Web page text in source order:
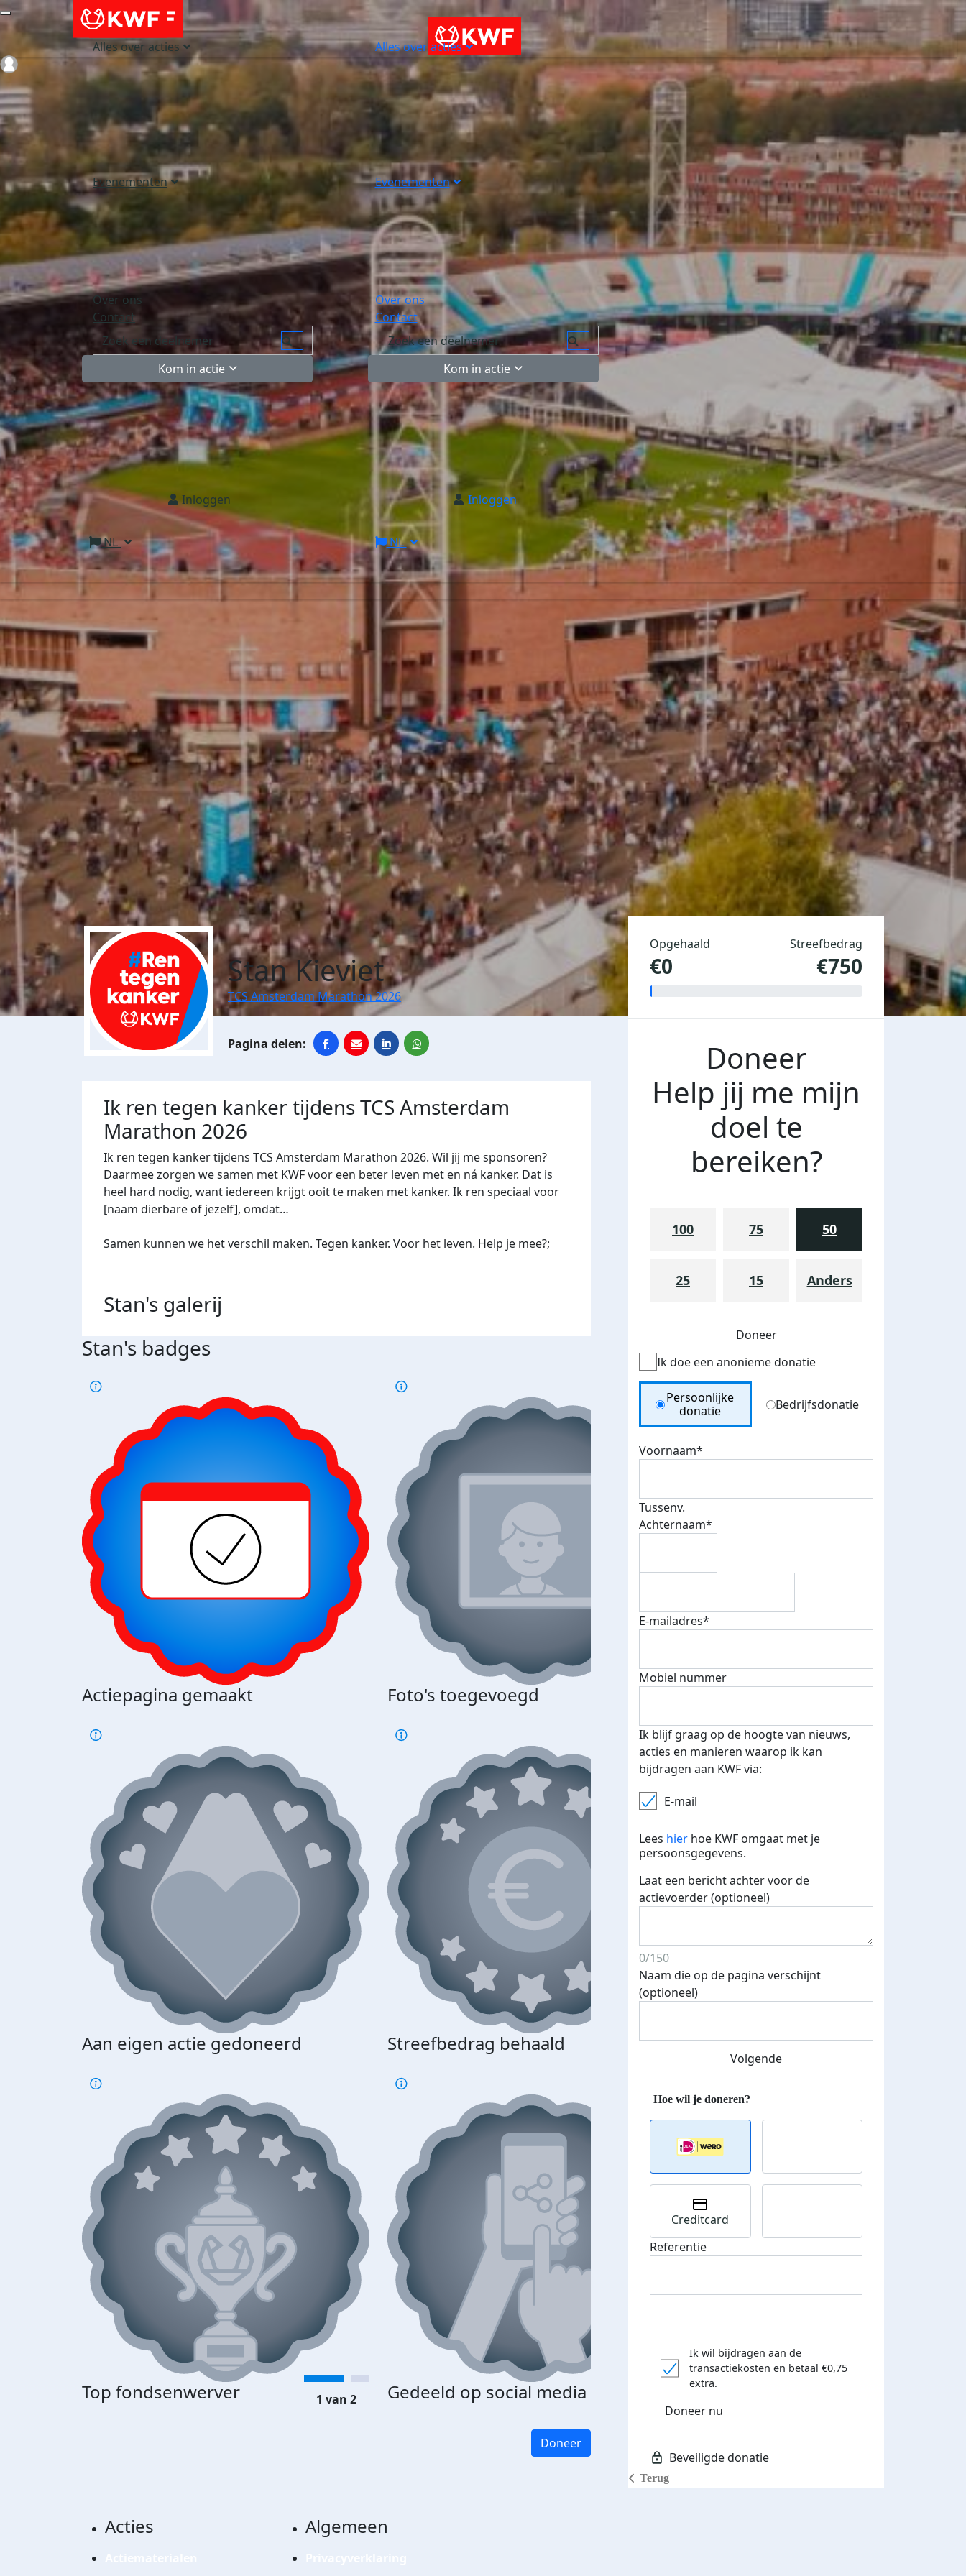
Alles over acties
Evenementen
Over ons
Contact
Kom in actie
Inloggen
NL
Alles over acties
Evenementen
Over ons
Contact
Kom in actie
Inloggen
NL
Login
Stan Kieviet
TCS Amsterdam Marathon 2026
Ik ren tegen kanker tijdens TCS Amsterdam
Marathon 2026
Ik ren tegen kanker tijdens TCS Amsterdam Marathon 2026. Wil jij me sponsoren?
Daarmee zorgen we samen met KWF voor een beter leven met en ná kanker. Dat is
heel hard nodig, want iedereen krijgt ooit te maken met kanker. Ik ren speciaal voor
[naam dierbare of jezelf], omdat…
Samen kunnen we het verschil maken. Tegen kanker. Voor het leven. Help je mee?;
Stan's galerij
Stan's badges
Actiepagina gemaakt Foto's toegevoegd E-mails verstuurd
Aan eigen actie gedoneerd Streefbedrag behaald Streefbedrag verhoogd
Top fondsenwerver Gedeeld op social media Donateurs bedankt
€500 euro opgehaald: t-shirt
1 van 2
Doneer
Opgehaald
€0
Streefbedrag
€750
Doneer
Help jij me mijn
doel te
bereiken?
100 75 50
25 15 Anders
Doneer
Ik doe een anonieme donatie
Donation Type
Persoonlijke
donatie
Bedrijfsdonatie
Voornaam*
Tussenv.
Achternaam*
E-mailadres*
Mobiel nummer
Ik blijf graag op de hoogte van nieuws,
acties en manieren waarop ik kan
bijdragen aan KWF via:
E-mail
Lees hier hoe KWF omgaat met je
persoonsgegevens.
Laat een bericht achter voor de
actievoerder (optioneel)
0/150
Naam die op de pagina verschijnt
(optioneel)
Volgende
Terug
Creditcard
Referentie
Ik wil bijdragen aan de
transactiekosten en betaal €0,75
extra.
Doneer nu
Acties Algemeen